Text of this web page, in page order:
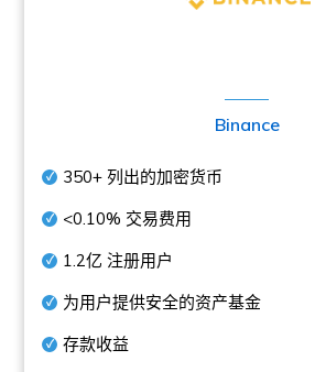
Binance
350+ 列出的加密货币
<0.10% 交易费用
1.2亿 注册用户
为用户提供安全的资产基金
存款收益